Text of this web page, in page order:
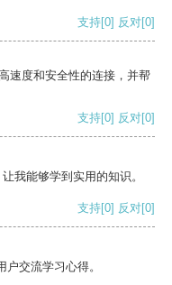
支持[0] 反对[0]
速度和安全性的连接，并帮
支持[0] 反对[0]
我能够学到实用的知识。
支持[0] 反对[0]
交流学习心得。